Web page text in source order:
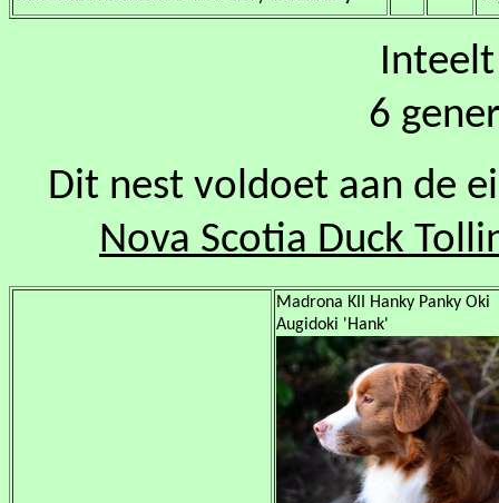
6
Dit nest voldoet aan de
Nova Scotia Duck
Madrona KII Hanky Panky Oki
Augidoki 'Hank'